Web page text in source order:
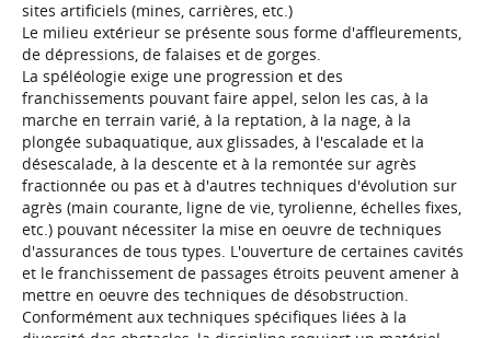
sites artificiels (mines, carrières, etc.)
Le milieu extérieur se présente sous forme d'affleurements,
de dépressions, de falaises et de gorges.
La spéléologie exige une progression et des
franchissements pouvant faire appel, selon les cas, à la
marche en terrain varié, à la reptation, à la nage, à la
plongée subaquatique, aux glissades, à l'escalade et la
désescalade, à la descente et à la remontée sur agrès
fractionnée ou pas et à d'autres techniques d'évolution sur
agrès (main courante, ligne de vie, tyrolienne, échelles fixes,
etc.) pouvant nécessiter la mise en oeuvre de techniques
d'assurances de tous types. L'ouverture de certaines cavités
et le franchissement de passages étroits peuvent amener à
mettre en oeuvre des techniques de désobstruction.
Conformément aux techniques spécifiques liées à la